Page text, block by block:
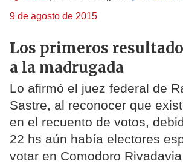
9 de agosto de 2015
Los primeros
a la madrugada
Lo afirmó el juez federal de
Sastre, al reconocer que
en el recuento de votos,
22 hs aún había electores
votar en Comodoro